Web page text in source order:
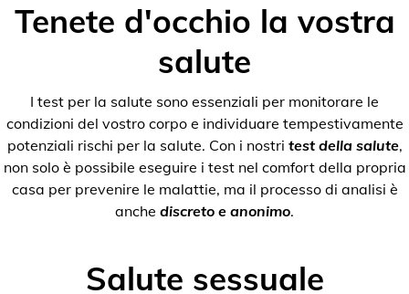
Tenete d'occhio la vostra
salute
I test per la salute sono essenziali per monitorare le
condizioni del vostro corpo e individuare tempestivamente
potenziali rischi per la salute. Con i nostri test della salute,
non solo è possibile eseguire i test nel comfort della propria
casa per prevenire le malattie, ma il processo di analisi è
anche discreto e anonimo.
Salute sessuale